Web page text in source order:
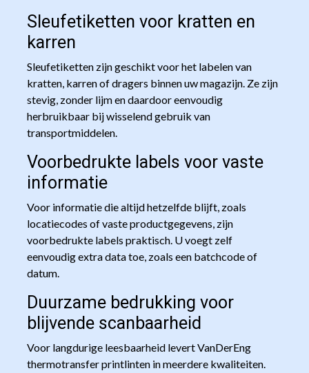
Sleufetiketten voor kratten en
karren
Sleufetiketten zijn geschikt voor het labelen van
kratten, karren of dragers binnen uw magazijn. Ze zijn
stevig, zonder lijm en daardoor eenvoudig
herbruikbaar bij wisselend gebruik van
transportmiddelen.
Voorbedrukte labels voor vaste
informatie
Voor informatie die altijd hetzelfde blijft, zoals
locatiecodes of vaste productgegevens, zijn
voorbedrukte labels praktisch. U voegt zelf
eenvoudig extra data toe, zoals een batchcode of
datum.
Duurzame bedrukking voor
blijvende scanbaarheid
Voor langdurige leesbaarheid levert VanDerEng
thermotransfer printlinten in meerdere kwaliteiten.